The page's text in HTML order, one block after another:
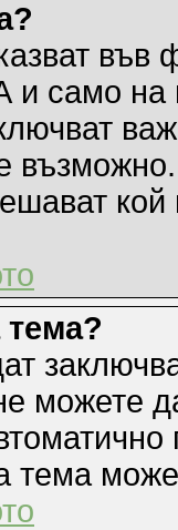
във
на
е
можете
тема